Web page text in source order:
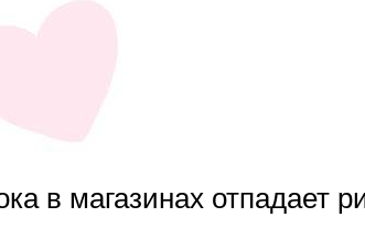
в магазинах отпадает